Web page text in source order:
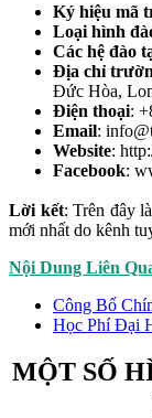
Ký hiệu mã
Loại hình
Các hệ đào
Địa chỉ
Đức Hòa,
Điện thoại:
Email:
Website:
Facebook:
Lời kết: Trên đây
mới nhất do kênh
Nội Dung Liên
Công Bố
Học Phí Đại
MỘT SỐ